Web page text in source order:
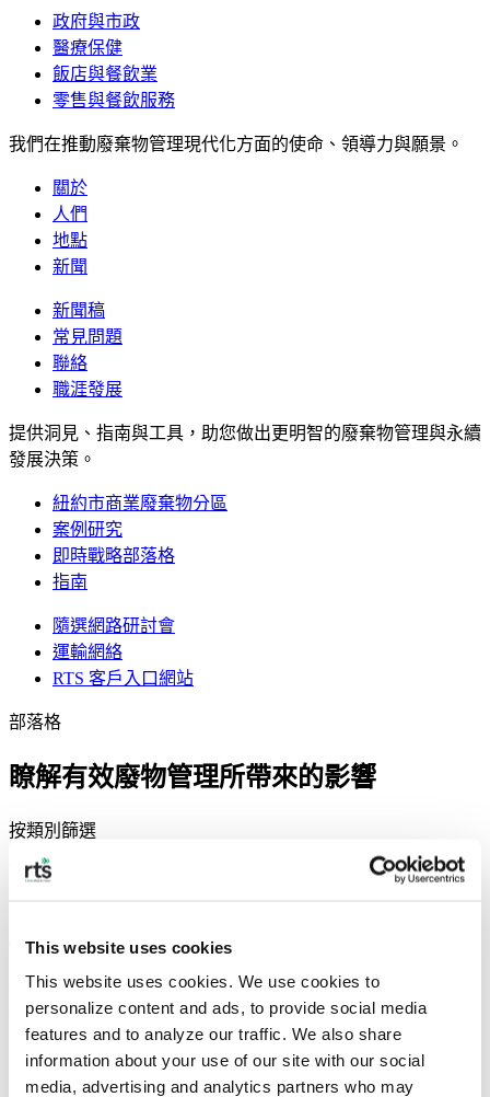
This website uses cookies
This website uses cookies. We use cookies to
personalize content and ads, to provide social media
features and to analyze our traffic. We also share
information about your use of our site with our social
media, advertising and analytics partners who may
政府與市政
醫療保健
飯店與餐飲業
零售與餐飲服務
我們在推動廢棄物管理現代化方面的使命、領導力與願景。
關於
人們
地點
新聞
新聞稿
常見問題
聯絡
職涯發展
提供洞見、指南與工具，助您做出更明智的廢棄物管理與永續
發展決策。
紐約市商業廢棄物分區
案例研究
即時戰略部落格
指南
隨選網路研討會
運輸網絡
RTS 客戶入口網站
部落格
瞭解有效廢物管理所帶來的影響
按類別篩選
商業廢棄物
廢棄物種類 零廢棄
美國人每天產生 4.9 磅的廢棄物。進行廢棄物審計是減輕此影
響的重要一步。